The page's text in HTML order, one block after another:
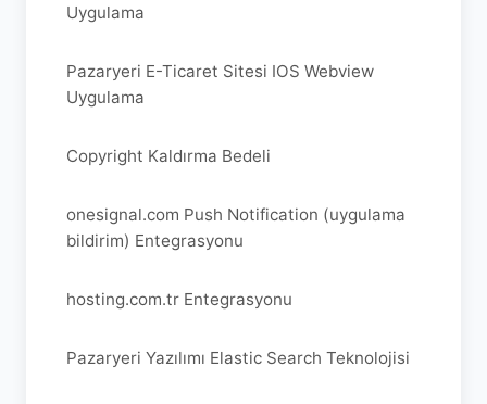
Uygulama
Pazaryeri E-Ticaret Sitesi IOS Webview
Uygulama
Copyright Kaldırma Bedeli
onesignal.com Push Notification (uygulama
bildirim) Entegrasyonu
hosting.com.tr Entegrasyonu
Pazaryeri Yazılımı Elastic Search Teknolojisi